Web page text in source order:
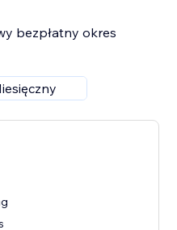
bezpłatny okres